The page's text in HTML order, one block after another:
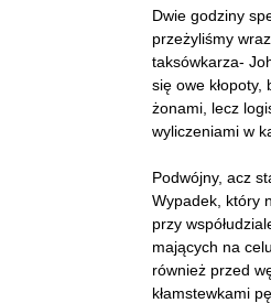
Dwie godziny
przeżyliśmy
taksówkarza-
się owe
żonami, lecz
wyliczeniami w
Podwójny, acz
Wypadek, który
przy
mających na
również przed
kłamstewkami